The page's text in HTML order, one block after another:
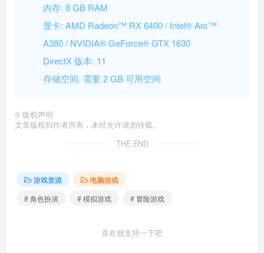
内存: 8 GB RAM
显卡: AMD Radeon™ RX 6400 / Intel® Arc™
A380 / NVIDIA® GeForce® GTX 1630
DirectX 版本: 11
存储空间: 需要 2 GB 可用空间
© 版权声明
文章版权归作者所有，未经允许请勿转载。
THE END
游戏资源
电脑游戏
# 角色扮演
# 模拟游戏 # 冒险游戏
喜欢就支持一下吧